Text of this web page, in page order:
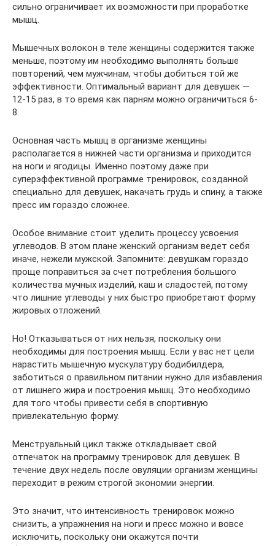
сильно ограничивает их возможности при проработке
мышц.
Мышечных волокон в теле женщины содержится также
меньше, поэтому им необходимо выполнять больше
повторений, чем мужчинам, чтобы добиться той же
эффективности. Оптимальный вариант для девушек —
12-15 раз, в то время как парням можно ограничиться 6-
8.
Основная часть мышц в организме женщины
располагается в нижней части организма и приходится
на ноги и ягодицы. Именно поэтому даже при
суперэффективной программе тренировок, созданной
специально для девушек, накачать грудь и спину, а также
пресс им гораздо сложнее.
Особое внимание стоит уделить процессу усвоения
углеводов. В этом плане женский организм ведет себя
иначе, нежели мужской. Запомните: девушкам гораздо
проще поправиться за счет потребления большого
количества мучных изделий, каш и сладостей, потому
что лишние углеводы у них быстро приобретают форму
жировых отложений.
Но! Отказываться от них нельзя, поскольку они
необходимы для построения мышц. Если у вас нет цели
нарастить мышечную мускулатуру бодибилдера,
заботиться о правильном питании нужно для избавления
от лишнего жира и построения мышц. Это необходимо
для того чтобы привести себя в спортивную
привлекательную форму.
Менструальный цикл также откладывает свой
отпечаток на программу тренировок для девушек. В
течение двух недель после овуляции организм женщины
переходит в режим строгой экономии энергии.
Это значит, что интенсивность тренировок можно
снизить, а упражнения на ноги и пресс можно и вовсе
исключить, поскольку они окажутся почти